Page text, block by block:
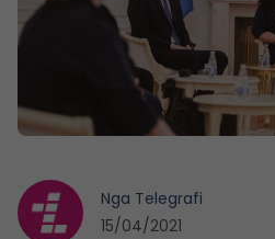
Nga Telegrafi
15/04/2021